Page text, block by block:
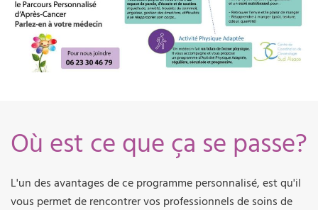
Où est ce que ça se passe?
L'un des avantages de ce programme personnalisé, est qu'il
vous permet de rencontrer vos professionnels de soins de